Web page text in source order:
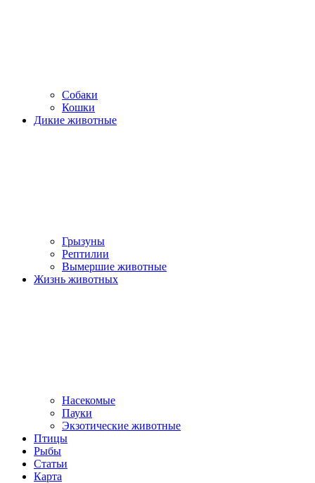
Собаки
Кошки
Дикие животные
Грызуны
Рептилии
Вымершие животные
Жизнь животных
Насекомые
Пауки
Экзотические животные
Птицы
Рыбы
Статьи
Карта